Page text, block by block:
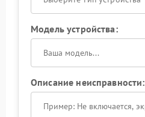
Модель устройства:
Описание неисправности: